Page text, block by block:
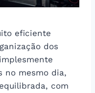
eficiente
dos
no mesmo dia,
com